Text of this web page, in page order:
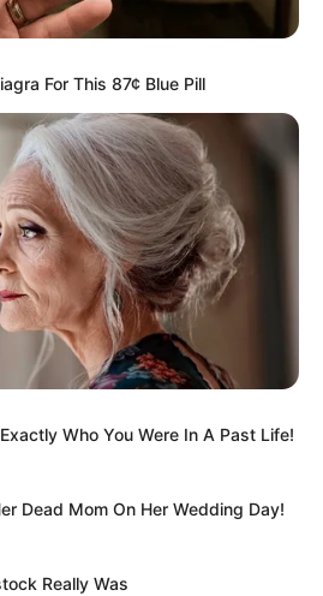
For This 87¢ Blue Pill
Who You Were In A Past Life!
Dead Mom On Her Wedding Day!
Really Was